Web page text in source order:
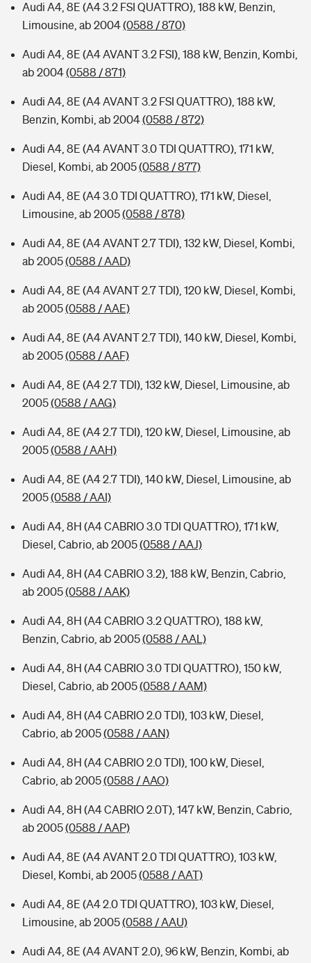
Audi A4, 8E (A4 3.2 FSI QUATTRO), 188 kW, Benzin,
Limousine, ab 2004(0588 / 870)
Audi A4, 8E (A4 AVANT 3.2 FSI), 188 kW, Benzin, Kombi,
ab 2004(0588 / 871)
Audi A4, 8E (A4 AVANT 3.2 FSI QUATTRO), 188 kW,
Benzin, Kombi, ab 2004(0588 / 872)
Audi A4, 8E (A4 AVANT 3.0 TDI QUATTRO), 171 kW,
Diesel, Kombi, ab 2005(0588 / 877)
Audi A4, 8E (A4 3.0 TDI QUATTRO), 171 kW, Diesel,
Limousine, ab 2005(0588 / 878)
Audi A4, 8E (A4 AVANT 2.7 TDI), 132 kW, Diesel, Kombi,
ab 2005(0588 / AAD)
Audi A4, 8E (A4 AVANT 2.7 TDI), 120 kW, Diesel, Kombi,
ab 2005(0588 / AAE)
Audi A4, 8E (A4 AVANT 2.7 TDI), 140 kW, Diesel, Kombi,
ab 2005(0588 / AAF)
Audi A4, 8E (A4 2.7 TDI), 132 kW, Diesel, Limousine, ab
2005(0588 / AAG)
Audi A4, 8E (A4 2.7 TDI), 120 kW, Diesel, Limousine, ab
2005(0588 / AAH)
Audi A4, 8E (A4 2.7 TDI), 140 kW, Diesel, Limousine, ab
2005(0588 / AAI)
Audi A4, 8H (A4 CABRIO 3.0 TDI QUATTRO), 171 kW,
Diesel, Cabrio, ab 2005(0588 / AAJ)
Audi A4, 8H (A4 CABRIO 3.2), 188 kW, Benzin, Cabrio,
ab 2005(0588 / AAK)
Audi A4, 8H (A4 CABRIO 3.2 QUATTRO), 188 kW,
Benzin, Cabrio, ab 2005(0588 / AAL)
Audi A4, 8H (A4 CABRIO 3.0 TDI QUATTRO), 150 kW,
Diesel, Cabrio, ab 2005(0588 / AAM)
Audi A4, 8H (A4 CABRIO 2.0 TDI), 103 kW, Diesel,
Cabrio, ab 2005(0588 / AAN)
Audi A4, 8H (A4 CABRIO 2.0 TDI), 100 kW, Diesel,
Cabrio, ab 2005(0588 / AAO)
Audi A4, 8H (A4 CABRIO 2.0T), 147 kW, Benzin, Cabrio,
ab 2005(0588 / AAP)
Audi A4, 8E (A4 AVANT 2.0 TDI QUATTRO), 103 kW,
Diesel, Kombi, ab 2005(0588 / AAT)
Audi A4, 8E (A4 2.0 TDI QUATTRO), 103 kW, Diesel,
Limousine, ab 2005(0588 / AAU)
Audi A4, 8E (A4 AVANT 2.0), 96 kW, Benzin, Kombi, ab